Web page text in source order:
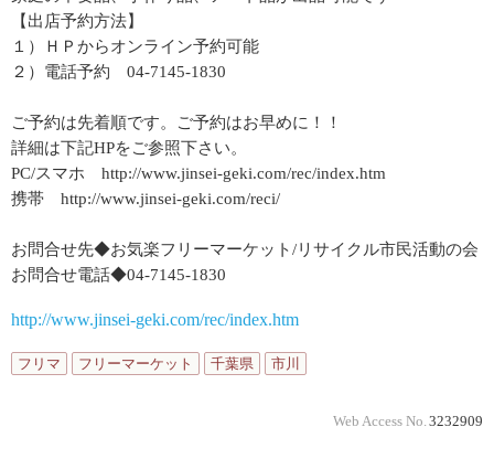
【出店予約方法】
１）ＨＰからオンライン予約可能
２）電話予約 04-7145-1830
ご予約は先着順です。ご予約はお早めに！！
詳細は下記HPをご参照下さい。
PC/スマホ http://www.jinsei-geki.com/rec/index.htm
携帯 http://www.jinsei-geki.com/reci/
お問合せ先◆お気楽フリーマーケット/リサイクル市民活動の会
お問合せ電話◆04-7145-1830
http://www.jinsei-geki.com/rec/index.htm
フリマ フリーマーケット 千葉県 市川
Web Access No. 3232909